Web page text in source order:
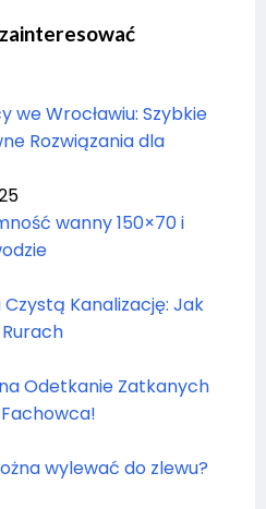
we Wrocławiu: Szybkie
Rozwiązania dla
wanny 150×70 i
Kanalizację: Jak
Odetkanie Zatkanych
Fachowca!
wylewać do zlewu?